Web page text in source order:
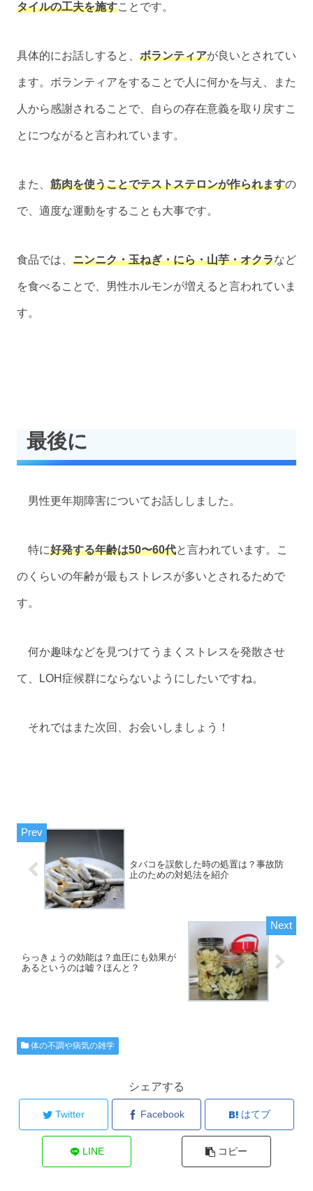
タイルの工夫を施すことです。
具体的にお話しすると、 ボランティアが良いとされてい
ます。ボランティアをすることで人に何かを与え、また
人から感謝されることで、自らの存在意義を取り戻すこ
とにつながると言われています。
また、 筋肉を使うことでテストステロンが作られますの
で、適度な運動をすることも大事です。
食品では、 ニンニク・玉ねぎ・にら・山芋・オクラなど
を食べることで、男性ホルモンが増えると言われていま
す。
最後に
男性更年期障害についてお話ししました。
特に好発する年齢は50〜60代と言われています。こ
のくらいの年齢が最もストレスが多いとされるためで
す。
何か趣味などを見つけてうまくストレスを発散させ
て、LOH症候群にならないようにしたいですね。
それではまた次回、お会いしましょう！
タバコを誤飲した時の処置は？事故防
止のための対処法を紹介
らっきょうの効能は？血圧にも効果が
あるというのは嘘？ほんと？
体の不調や病気の雑学
シェアする
Twitter Facebook はてブ
LINE コピー